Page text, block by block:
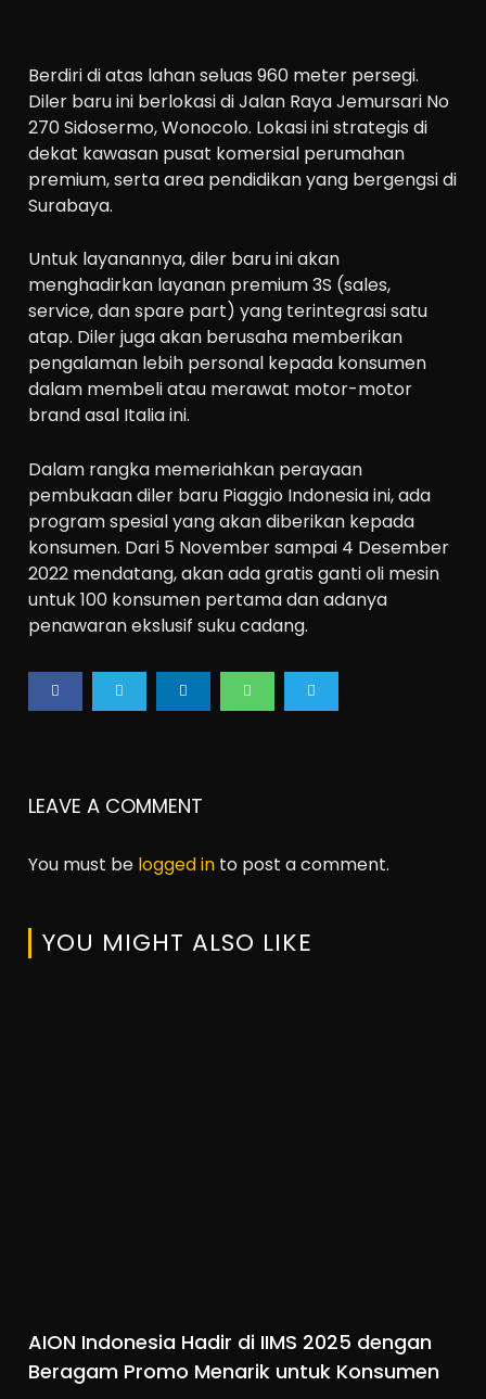
Berdiri di atas lahan seluas 960 meter persegi.
Diler baru ini berlokasi di Jalan Raya Jemursari No
270 Sidosermo, Wonocolo. Lokasi ini strategis di
dekat kawasan pusat komersial perumahan
premium, serta area pendidikan yang bergengsi di
Surabaya.
Untuk layanannya, diler baru ini akan
menghadirkan layanan premium 3S (sales,
service, dan spare part) yang terintegrasi satu
atap. Diler juga akan berusaha memberikan
pengalaman lebih personal kepada konsumen
dalam membeli atau merawat motor-motor
brand asal Italia ini.
Dalam rangka memeriahkan perayaan
pembukaan diler baru Piaggio Indonesia ini, ada
program spesial yang akan diberikan kepada
konsumen. Dari 5 November sampai 4 Desember
2022 mendatang, akan ada gratis ganti oli mesin
untuk 100 konsumen pertama dan adanya
penawaran ekslusif suku cadang.
LEAVE A COMMENT
You must be logged in to post a comment.
YOU MIGHT ALSO LIKE
AION Indonesia Hadir di IIMS 2025 dengan
Beragam Promo Menarik untuk Konsumen